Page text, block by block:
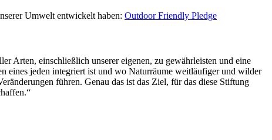
Sie werden sehen, dass Sie mit kleinen Veränderungen große
Umwelt entwickelt haben:
Arten, einschließlich unserer eigenen, zu gewährleisten und eine
eines jeden integriert ist und wo Naturräume weitläufiger und wilder